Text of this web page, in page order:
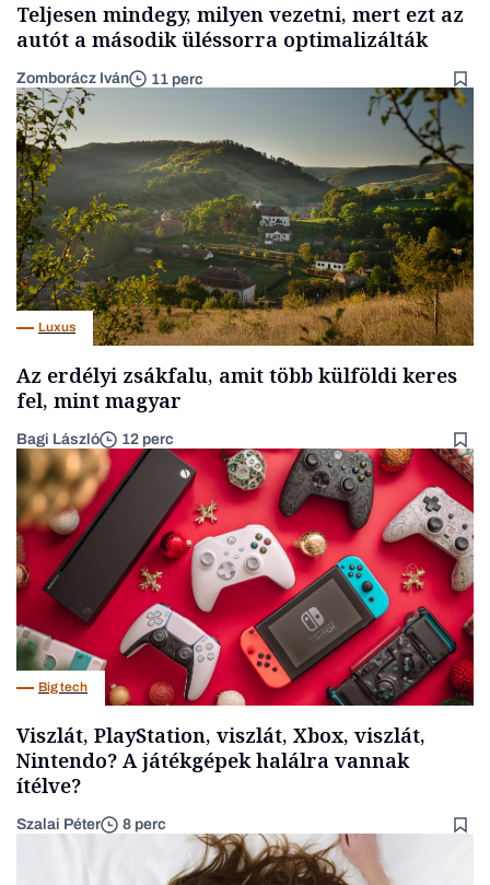
Teljesen mindegy, milyen vezetni, mert ezt az
autót a második üléssorra optimalizálták
Zomborácz Iván 11 perc
Luxus
Az erdélyi zsákfalu, amit több külföldi keres
fel, mint magyar
Bagi László 12 perc
Big tech
Viszlát, PlayStation, viszlát, Xbox, viszlát,
Nintendo? A játékgépek halálra vannak
ítélve?
Szalai Péter 8 perc